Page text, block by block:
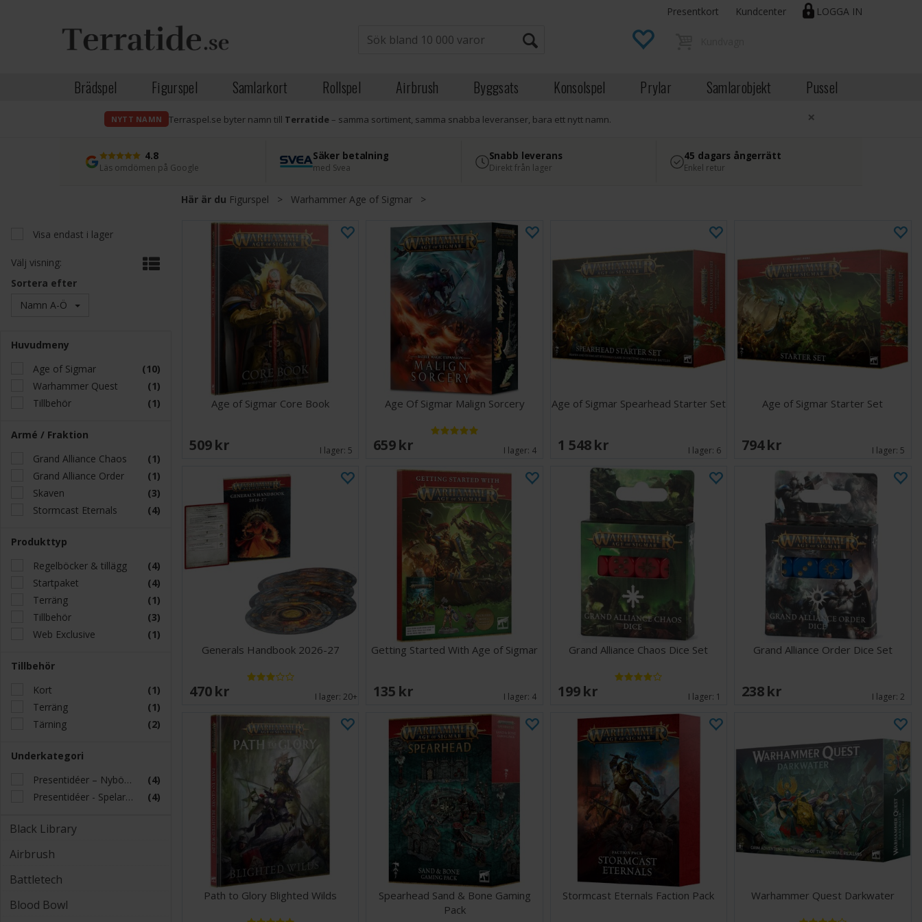
LOGGA IN
Presentkort Kundcenter
Brädspel Figurspel Samlarkort Rollspel Airbrush Byggsats Konsolspel Prylar Samlarobjekt Pussel
NYTT NAMN Terraspel.se byter namn till Terratide– samma sortiment, samma snabba leveranser, bara ett nytt namn. ×
4.8
Läs omdömen på Google
Säker betalning
med Svea
Snabb leverans
Direkt från lager
45 dagars ångerrätt
Enkel retur
Här är du Figurspel > Warhammer Age of Sigmar >
Visa endast i lager
Välj visning:
Sortera efter
Namn A-Ö
Huvudmeny
Age of Sigmar
(10)
Warhammer Quest
(1)
Tillbehör
(1)
Armé / Fraktion
Grand Alliance Chaos
(1)
Grand Alliance Order
(1)
Skaven
(3)
Stormcast Eternals
(4)
Produkttyp
Regelböcker & tillägg
(4)
Startpaket
(4)
Terräng
(1)
Tillbehör
(3)
Web Exclusive
(1)
Tillbehör
Kort
(1)
Terräng
(1)
Tärning
(2)
Underkategori
Presentidéer – Nybörjaren
(4)
Presentidéer - Spelaren
(4)
Black Library
Airbrush
Battletech
Blood Bowl
Age of Sigmar Core Book
509 SEK I lager: 5
Age Of Sigmar Malign Sorcery
659 SEK I lager: 4
Age of Sigmar Spearhead Starter Set
1 548 SEK I lager: 6
Age of Sigmar Starter Set
794 SEK I lager: 5
Generals Handbook 2026-27
470 SEK I lager: 20+
Getting Started With Age of Sigmar
135 SEK I lager: 4
Grand Alliance Chaos Dice Set
199 SEK I lager: 1
Grand Alliance Order Dice Set
238 SEK I lager:2
Path to Glory Blighted Wilds
Spearhead Sand & Bone Gaming
Pack
Stormcast Eternals Faction Pack Warhammer Quest Darkwater